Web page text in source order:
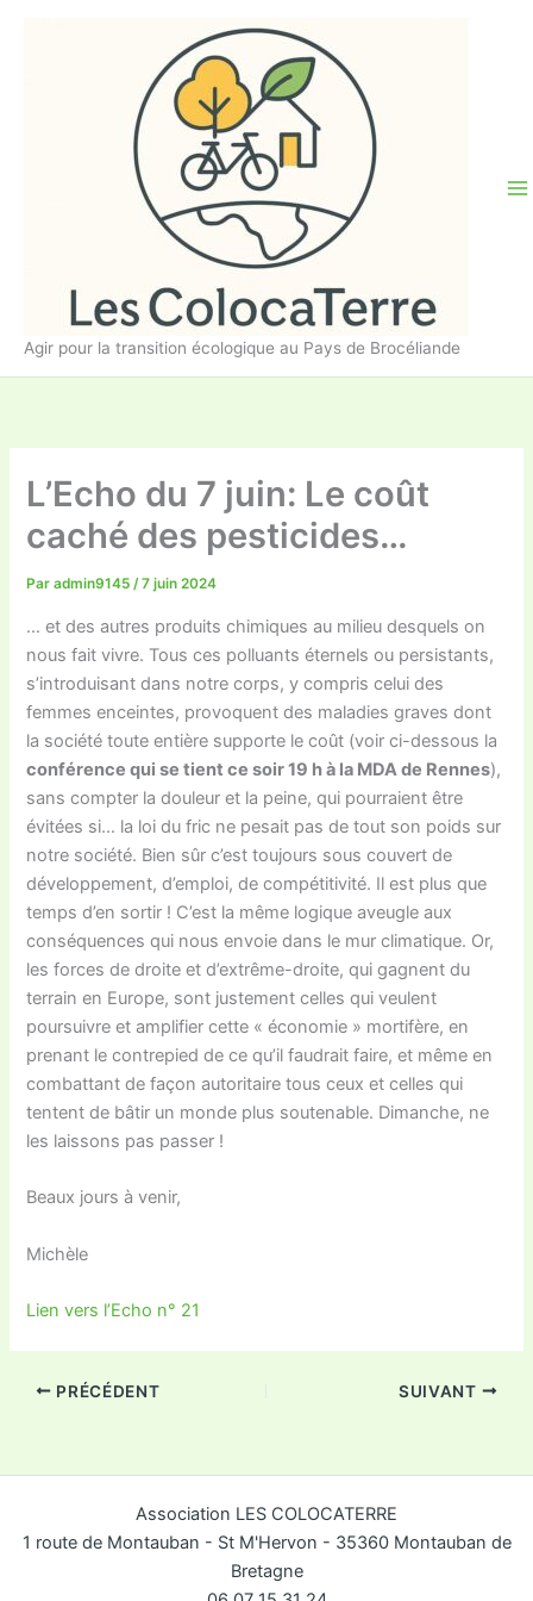
Agir pour la transition écologique au Pays de Brocéliande
L’Echo du 7 juin: Le coût
caché des pesticides…
Paradmin9145/7 juin 2024
… et des autres produits chimiques au milieu desquels on
nous fait vivre. Tous ces polluants éternels ou persistants,
s’introduisant dans notre corps, y compris celui des
femmes enceintes, provoquent des maladies graves dont
la société toute entière supporte le coût (voir ci-dessous la
conférence qui se tient ce soir 19 h à la MDA de Rennes),
sans compter la douleur et la peine, qui pourraient être
évitées si… la loi du fric ne pesait pas de tout son poids sur
notre société. Bien sûr c’est toujours sous couvert de
développement, d’emploi, de compétitivité. Il est plus que
temps d’en sortir ! C’est la même logique aveugle aux
conséquences qui nous envoie dans le mur climatique. Or,
les forces de droite et d’extrême-droite, qui gagnent du
terrain en Europe, sont justement celles qui veulent
poursuivre et amplifier cette « économie » mortifère, en
prenant le contrepied de ce qu’il faudrait faire, et même en
combattant de façon autoritaire tous ceux et celles qui
tentent de bâtir un monde plus soutenable. Dimanche, ne
les laissons pas passer !
Beaux jours à venir,
Michèle
Lien vers l’Echo n° 21
PRÉCÉDENT SUIVANT
Association LES COLOCATERRE
1 route de Montauban - St M'Hervon - 35360 Montauban de
Bretagne